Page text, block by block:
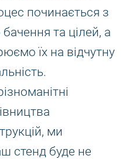
починається з
та цілей, а
їх на відчутну
ми
стенд буде не